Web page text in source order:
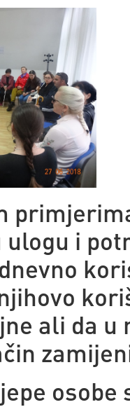
i
ali da